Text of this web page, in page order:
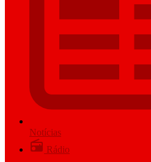
Notícias
Rádio